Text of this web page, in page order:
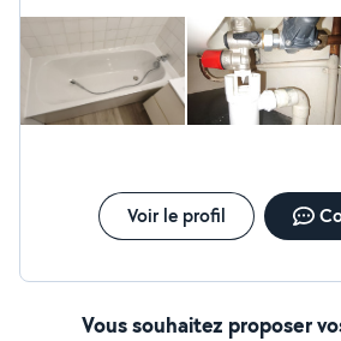
Voir le profil
Vous souhaitez proposer